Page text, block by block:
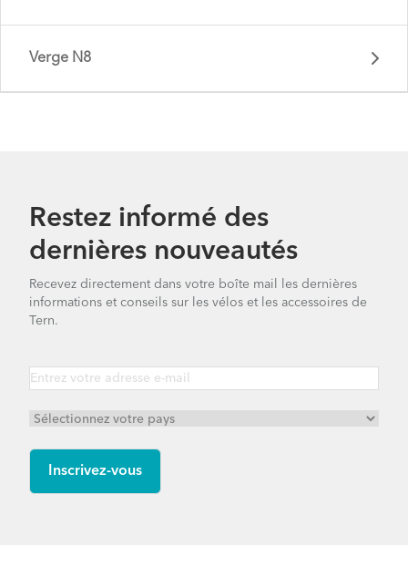
Verge S8i - Gen 1
Verge Tour - Gen 2
Verge P18 - Gen 1
Verge N8
Verge N8 - Gen 3
Restez informé des
dernières nouveautés
Recevez directement dans votre boîte mail les dernières
informations et conseils sur les vélos et les accessoires de
Tern.